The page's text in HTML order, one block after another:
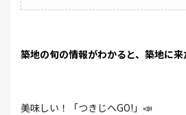
築地の旬の情報がわかると、築地に
美味しい！「つきじへGO!」📣